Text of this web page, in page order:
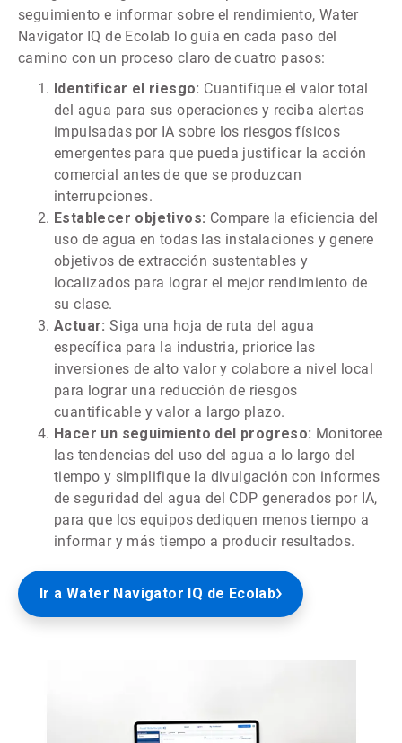
seguimiento e informar sobre el rendimiento, Water
Navigator IQ de Ecolab lo guía en cada paso del
camino con un proceso claro de cuatro pasos:
Identificar el riesgo: Cuantifique el valor total
del agua para sus operaciones y reciba alertas
impulsadas por IA sobre los riesgos físicos
emergentes para que pueda justificar la acción
comercial antes de que se produzcan
interrupciones.​​​​​​​
Establecer objetivos: Compare la eficiencia del
uso de agua en todas las instalaciones y genere
objetivos de extracción sustentables y
localizados para lograr el mejor rendimiento de
su clase.
Actuar:Siga una hoja de ruta del agua
específica para la industria, priorice las
inversiones de alto valor y colabore a nivel local
para lograr una reducción de riesgos
cuantificable y valor a largo plazo.
Hacer un seguimiento del progreso: Monitoree
las tendencias del uso del agua a lo largo del
tiempo y simplifique la divulgación con informes
de seguridad del agua del CDP generados por IA,
para que los equipos dediquen menos tiempo a
informar y más tiempo a producir resultados.
Ir a Water Navigator IQ de Ecolab